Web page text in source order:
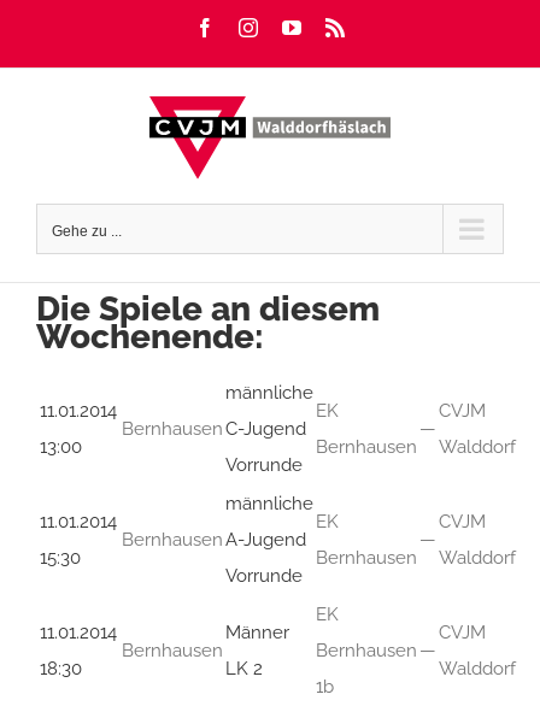
FacebookInstagramYouTube
Gehe zu ...
Die Spiele an diesem
Wochenende:
11.01.2014
13:00
Bernhausen
männliche
C-Jugend
Vorrunde
EK
Bernhausen
—
CVJM
Walddorf
11.01.2014
15:30
Bernhausen
männliche
A-Jugend
Vorrunde
EK
Bernhausen
—
CVJM
Walddorf
11.01.2014
18:30
Bernhausen
Männer
LK 2
EK
Bernhausen
1b
—
CVJM
Walddorf